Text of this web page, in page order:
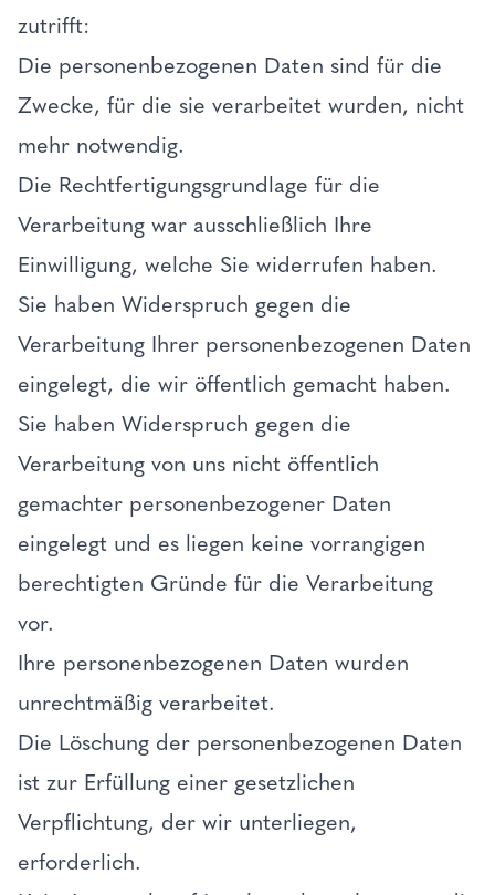
zutrifft:
Die personenbezogenen Daten sind für die
Zwecke, für die sie verarbeitet wurden, nicht
mehr notwendig.
Die Rechtfertigungsgrundlage für die
Verarbeitung war ausschließlich Ihre
Einwilligung, welche Sie widerrufen haben.
Sie haben Widerspruch gegen die
Verarbeitung Ihrer personenbezogenen Daten
eingelegt, die wir öffentlich gemacht haben.
Sie haben Widerspruch gegen die
Verarbeitung von uns nicht öffentlich
gemachter personenbezogener Daten
eingelegt und es liegen keine vorrangigen
berechtigten Gründe für die Verarbeitung
vor.
Ihre personenbezogenen Daten wurden
unrechtmäßig verarbeitet.
Die Löschung der personenbezogenen Daten
ist zur Erfüllung einer gesetzlichen
Verpflichtung, der wir unterliegen,
erforderlich.